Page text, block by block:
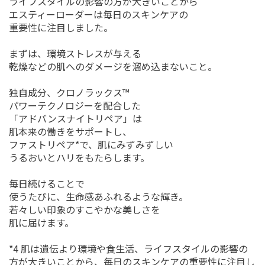
エスティーローダーは毎日のスキンケアの
重要性に注目しました。
まずは、環境ストレスが与える
乾燥などの肌へのダメージを溜め込まないこと。
独自成分、クロノラックス™
パワーテクノロジーを配合した
「アドバンスナイトリペア」は
肌本来の働きをサポートし、
ファストリペア*で、肌にみずみずしい
うるおいとハリをもたらします。
毎日続けることで
使うたびに、生命感あふれるような輝き。
若々しい印象のすこやかな美しさを
肌に届けます。
*4 肌は遺伝より環境や食生活、ライフスタイルの影響の
方が大きいことから、毎日のスキンケアの重要性に注目し